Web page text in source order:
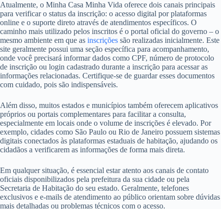
Atualmente, o Minha Casa Minha Vida oferece dois canais principais
para verificar o status da inscrição: o acesso digital por plataformas
online e o suporte direto através de atendimentos específicos. O
caminho mais utilizado pelos inscritos é o portal oficial do governo – o
mesmo ambiente em que as inscrições são realizadas inicialmente. Este
site geralmente possui uma seção específica para acompanhamento,
onde você precisará informar dados como CPF, número de protocolo
de inscrição ou login cadastrado durante a inscrição para acessar as
informações relacionadas. Certifique-se de guardar esses documentos
com cuidado, pois são indispensáveis.
Além disso, muitos estados e municípios também oferecem aplicativos
próprios ou portais complementares para facilitar a consulta,
especialmente em locais onde o volume de inscrições é elevado. Por
exemplo, cidades como São Paulo ou Rio de Janeiro possuem sistemas
digitais conectados às plataformas estaduais de habitação, ajudando os
cidadãos a verificarem as informações de forma mais direta.
Em qualquer situação, é essencial estar atento aos canais de contato
oficiais disponibilizados pela prefeitura da sua cidade ou pela
Secretaria de Habitação do seu estado. Geralmente, telefones
exclusivos e e-mails de atendimento ao público orientam sobre dúvidas
mais detalhadas ou problemas técnicos com o acesso.